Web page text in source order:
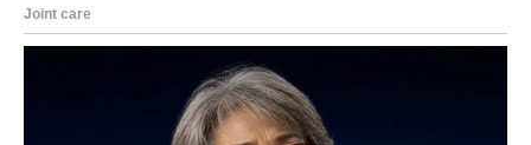
U narednim sedmicama osjećaćete mnogo više energije,
samopouzdanja i želje za uspjehom. Problemi koji su vas
ranije iscrpljivali polako gube svoju moć nad vama.